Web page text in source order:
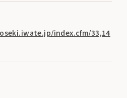
index.cfm/33,14